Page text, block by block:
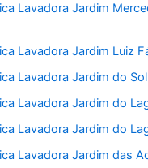
Lavadora Jardim
Lavadora Jardim Luiz
Lavadora Jardim do Sol
Lavadora Jardim do
Lavadora Jardim do
Lavadora Jardim das